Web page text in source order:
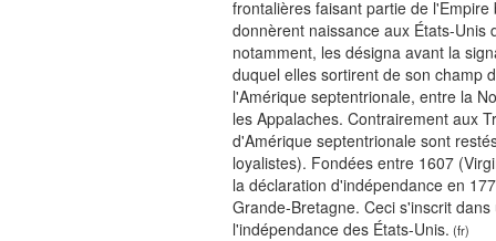
frontalières faisant partie de
donnèrent naissance aux États-
notamment, les désigna avant la
duquel elles sortirent de son champ
l'Amérique septentrionale, entre la
les Appalaches. Contrairement aux
d'Amérique septentrionale sont
loyalistes). Fondées entre 1607
la déclaration d'indépendance en
Grande-Bretagne. Ceci s'inscrit
l'indépendance des États-Unis. (fr)